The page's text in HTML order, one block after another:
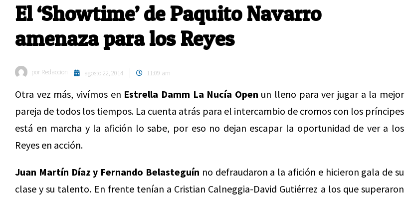
El ‘Showtime’ de Paquito Navarro
amenaza para los Reyes
por Redaccion agosto 22, 2014 11:09 am
Otra vez más, vivímos en Estrella Damm La Nucía Open un lleno para ver jugar a la mejor
pareja de todos los tiempos. La cuenta atrás para el intercambio de cromos con los príncipes
está en marcha y la afición lo sabe, por eso no dejan escapar la oportunidad de ver a los
Reyes en acción.
Juan Martín Díaz y Fernando Belasteguín no defraudaron a la afición e hicieron gala de su
clase y su talento. En frente tenían a Cristian Calneggia-David Gutiérrez a los que superaron